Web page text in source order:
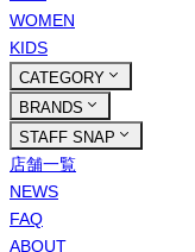
WOMEN
KIDS
CATEGORY
BRANDS
STAFF SNAP
店舗一覧
NEWS
FAQ
ABOUT